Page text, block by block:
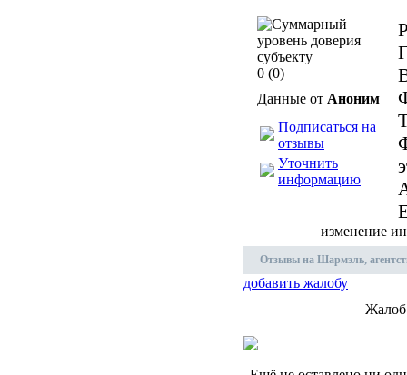
0 (0)
Данные от Аноним
Подписаться на
отзывы
Уточнить
информацию
изменение
Отзывы на Шармэль,
добавить жалобу
Жалоб